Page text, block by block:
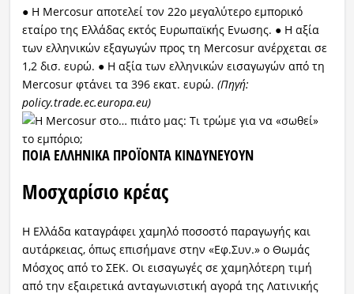
● Η Mercosur αποτελεί τον 22ο μεγαλύτερο εμπορικό
εταίρο της Ελλάδας εκτός Ευρωπαϊκής Ενωσης. ● Η αξία
των ελληνικών εξαγωγών προς τη Mercosur ανέρχεται σε
1,2 δισ. ευρώ. ● Η αξία των ελληνικών εισαγωγών από τη
Mercosur φτάνει τα 396 εκατ. ευρώ. (Πηγή:
policy.trade.ec.europa.eu)
ΠΟΙΑ ΕΛΛΗΝΙΚΑ ΠΡΟΪΟΝΤΑ ΚΙΝΔΥΝΕΥΟΥΝ
Μοσχαρίσιο κρέας
Η Ελλάδα καταγράφει χαμηλό ποσοστό παραγωγής και
αυτάρκειας, όπως επισήμανε στην «Εφ.Συν.» ο Θωμάς
Μόσχος από το ΣΕΚ. Οι εισαγωγές σε χαμηλότερη τιμή
από την εξαιρετικά ανταγωνιστική αγορά της Λατινικής